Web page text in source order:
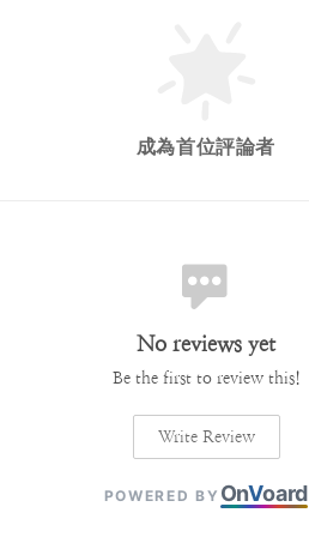
成為首位評論者
No reviews yet
Be the first to review this!
Write Review
POWERED BY OnVoard